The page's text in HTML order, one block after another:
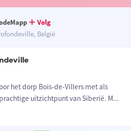
Volg
België
het dorp Bois-de-Villers met als
uitzichtpunt van Siberië. M...